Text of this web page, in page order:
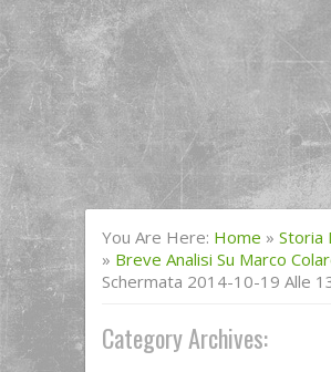
You Are Here: Home » Storia
» Breve Analisi Su Marco
Schermata 2014-10-19 Alle
Category Archives: